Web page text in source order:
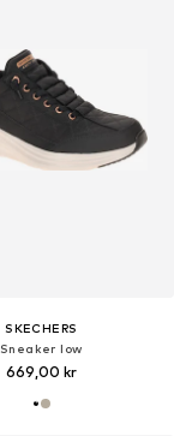
SKECHERS
Sneaker low
669,00 kr